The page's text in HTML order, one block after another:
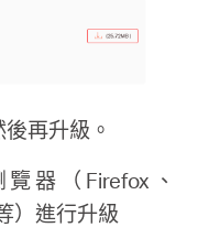
再升級。
器（Firefox、
）進行升級